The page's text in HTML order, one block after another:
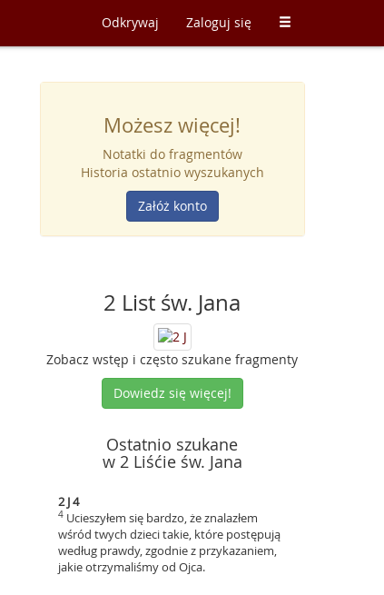
Odkrywaj Zaloguj się
Możesz więcej!
Notatki do fragmentów
Historia ostatnio wyszukanych
Załóż konto
2 List św. Jana
Zobacz wstęp i często szukane fragmenty
Dowiedz się więcej!
Ostatnio szukane
w 2 Liśćie św. Jana
2 J 4
4 Ucieszyłem się bardzo, że znalazłem
wśród twych dzieci takie, które postępują
według prawdy, zgodnie z przykazaniem,
jakie otrzymaliśmy od Ojca.